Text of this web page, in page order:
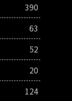
390
63
52
20
124